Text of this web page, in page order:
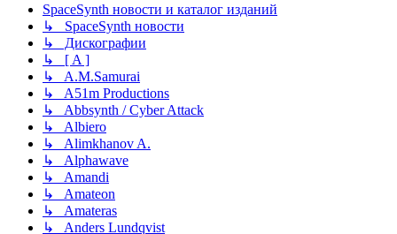
SpaceSynth новости и каталог изданий
↳ SpaceSynth новости
↳ Дискографии
↳ [ A ]
↳ A.M.Samurai
↳ A51m Productions
↳ Abbsynth / Cyber Attack
↳ Albiero
↳ Alimkhanov A.
↳ Alphawave
↳ Amandi
↳ Amateon
↳ Amateras
↳ Anders Lundqvist